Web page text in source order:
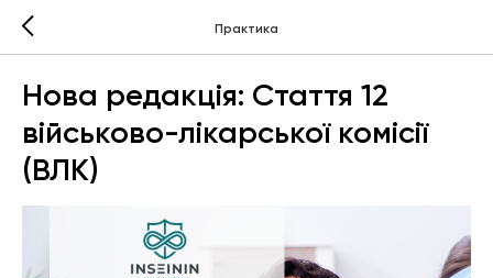
Практика
Нова редакція: Стаття 12
військово-лікарської комісії
(ВЛК)